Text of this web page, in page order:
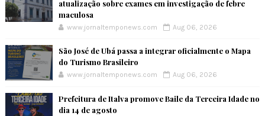
atualização sobre exames em investigação de febre
maculosa
www.jornaltemponews.com Aug 06, 2026
São José de Ubá passa a integrar oficialmente o Mapa
do Turismo Brasileiro
www.jornaltemponews.com Aug 06, 2026
Prefeitura de Italva promove Baile da Terceira Idade no
dia 14 de agosto